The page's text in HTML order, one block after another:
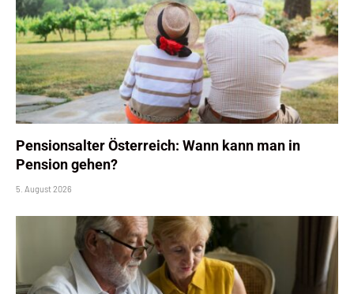
Pensionsalter Österreich: Wann kann man in
Pension gehen?
5. August 2026